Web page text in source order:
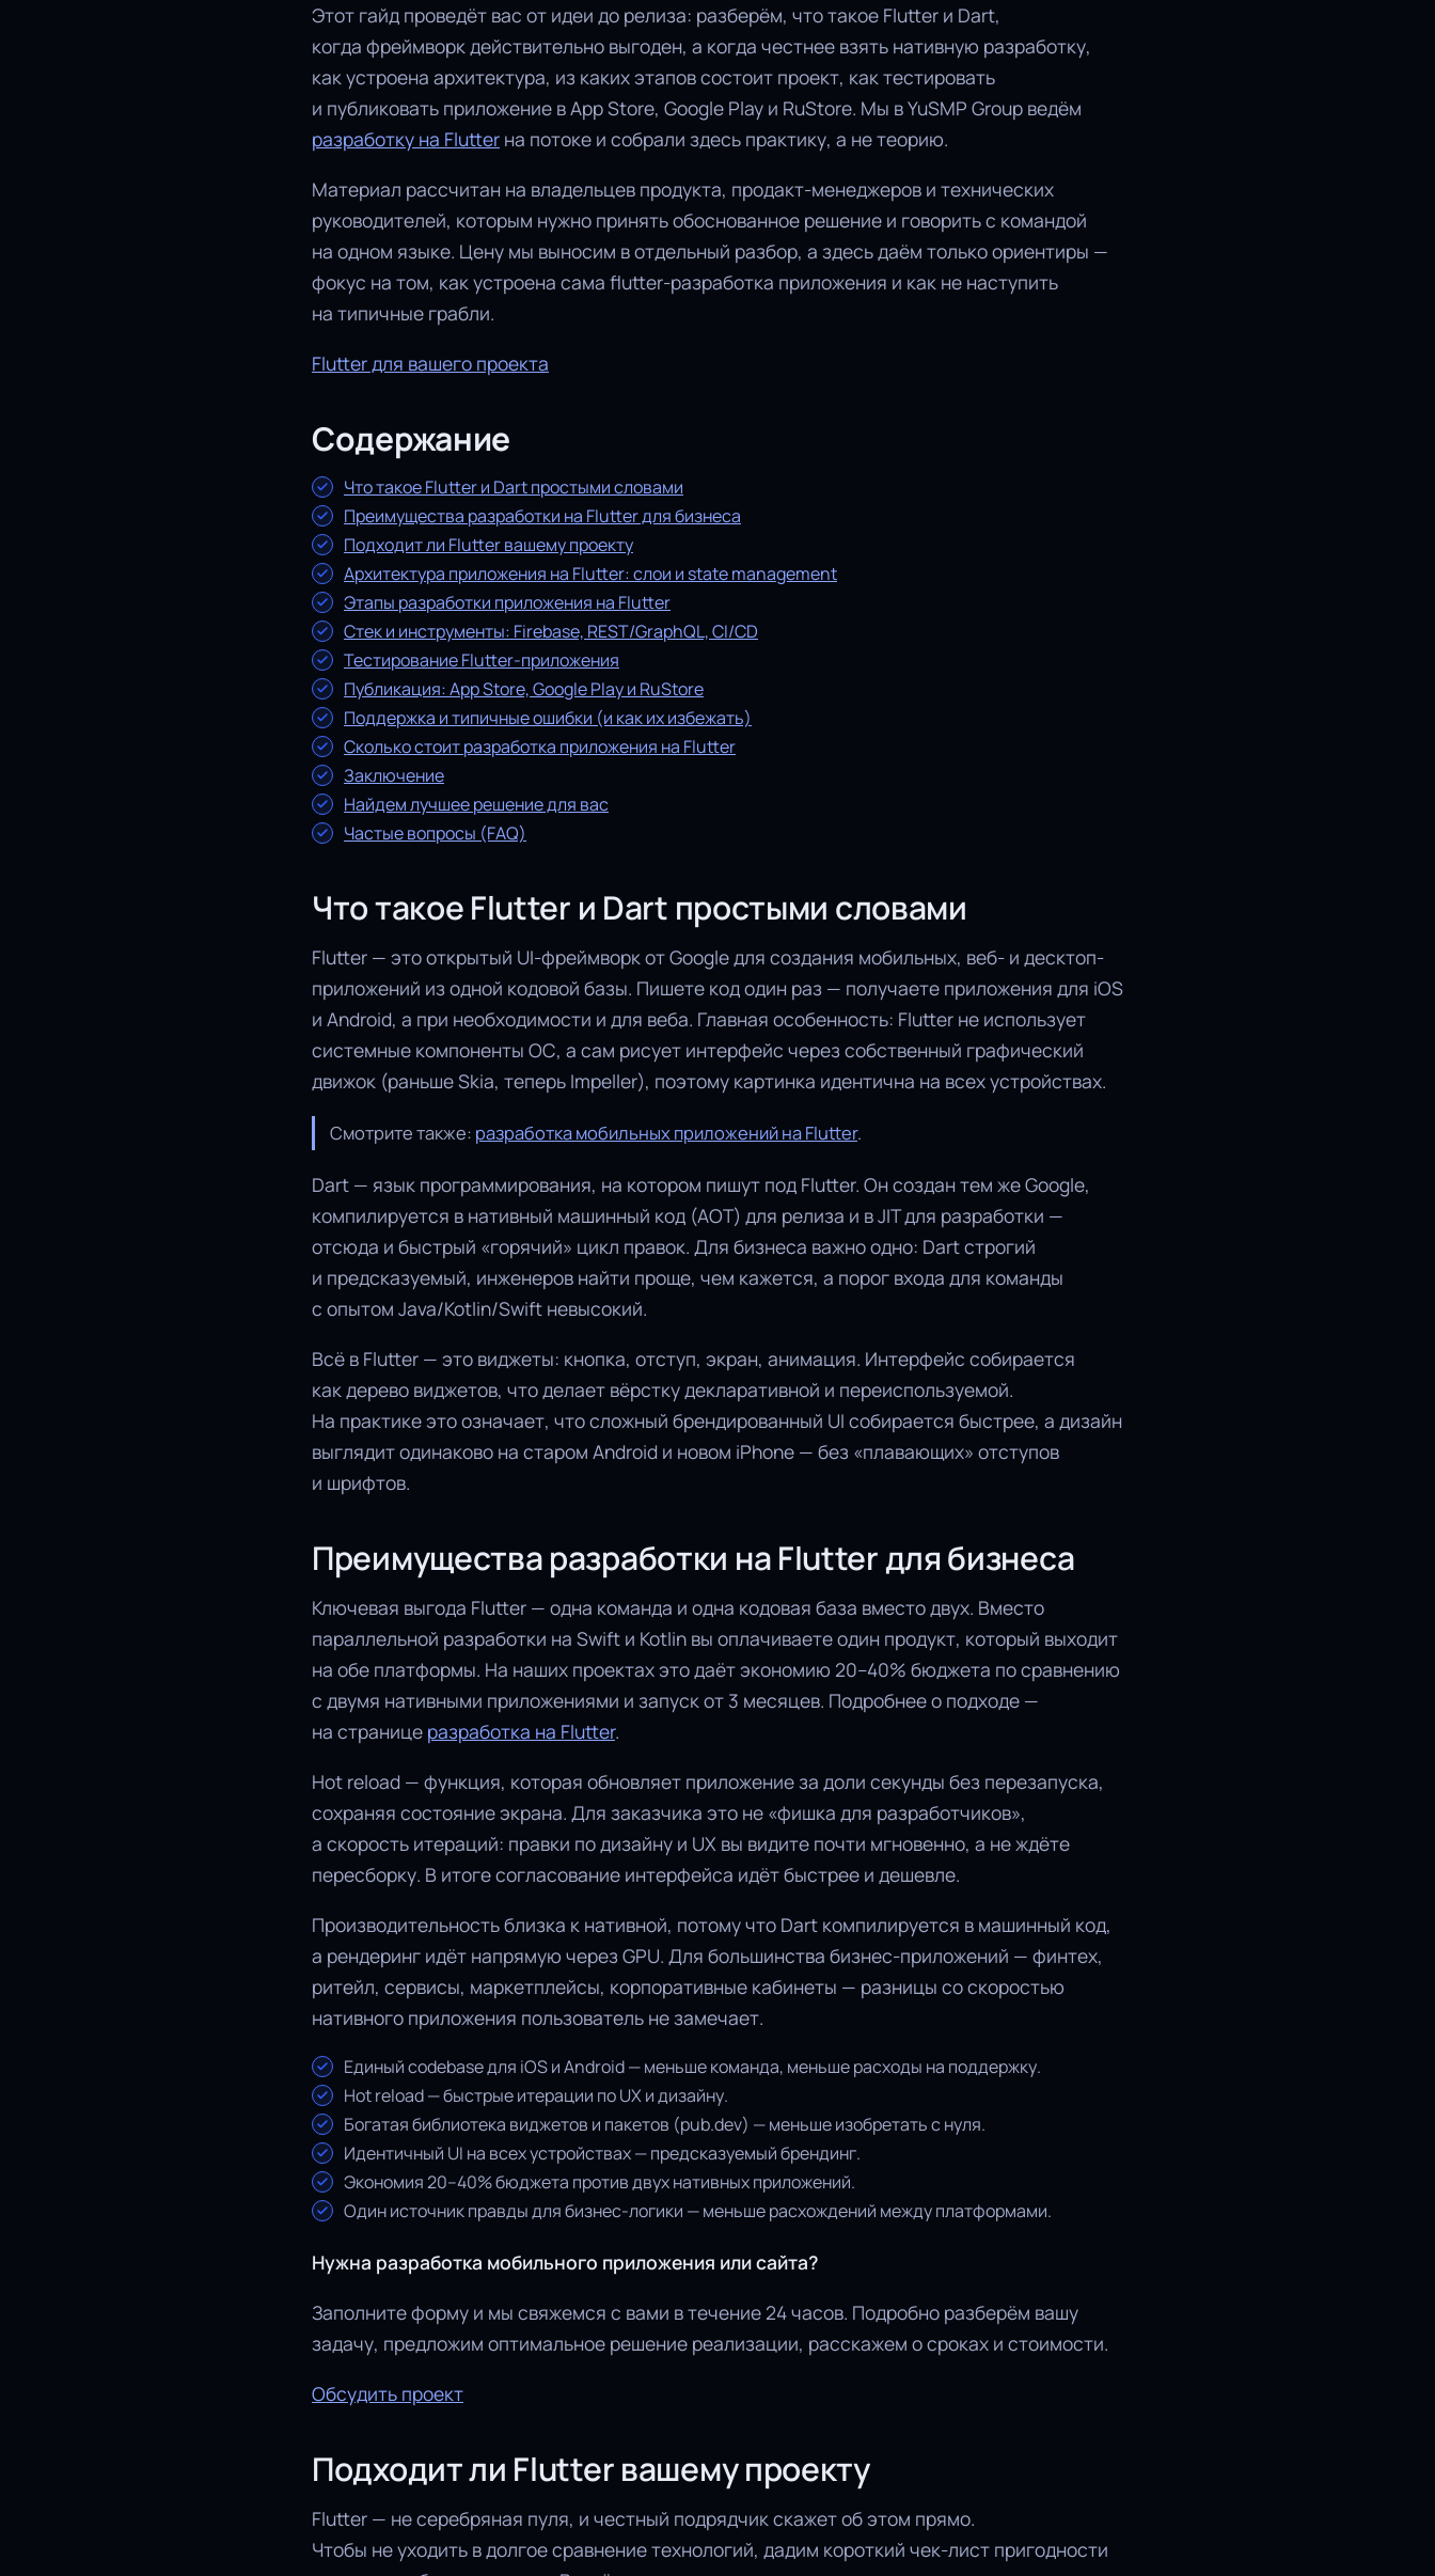
Этот гайд проведёт вас от идеи до релиза: разберём, что такое Flutter и Dart,
когда фреймворк действительно выгоден, а когда честнее взять нативную разработку,
как устроена архитектура, из каких этапов состоит проект, как тестировать
и публиковать приложение в App Store, Google Play и RuStore. Мы в YuSMP Group ведём
разработку на Flutter на потоке и собрали здесь практику, а не теорию.
Материал рассчитан на владельцев продукта, продакт-менеджеров и технических
руководителей, которым нужно принять обоснованное решение и говорить с командой
на одном языке. Цену мы выносим в отдельный разбор, а здесь даём только ориентиры —
фокус на том, как устроена сама flutter-разработка приложения и как не наступить
на типичные грабли.
Flutter для вашего проекта
Содержание
Что такое Flutter и Dart простыми словами
Преимущества разработки на Flutter для бизнеса
Подходит ли Flutter вашему проекту
Архитектура приложения на Flutter: слои и state management
Этапы разработки приложения на Flutter
Стек и инструменты: Firebase, REST/GraphQL, CI/CD
Тестирование Flutter-приложения
Публикация: App Store, Google Play и RuStore
Поддержка и типичные ошибки (и как их избежать)
Сколько стоит разработка приложения на Flutter
Заключение
Найдем лучшее решение для вас
Частые вопросы (FAQ)
Что такое Flutter и Dart простыми словами
Flutter — это открытый UI-фреймворк от Google для создания мобильных, веб- и десктоп-
приложений из одной кодовой базы. Пишете код один раз — получаете приложения для iOS
и Android, а при необходимости и для веба. Главная особенность: Flutter не использует
системные компоненты ОС, а сам рисует интерфейс через собственный графический
движок (раньше Skia, теперь Impeller), поэтому картинка идентична на всех устройствах.
Смотрите также: разработка мобильных приложений на Flutter.
Dart — язык программирования, на котором пишут под Flutter. Он создан тем же Google,
компилируется в нативный машинный код (AOT) для релиза и в JIT для разработки —
отсюда и быстрый «горячий» цикл правок. Для бизнеса важно одно: Dart строгий
и предсказуемый, инженеров найти проще, чем кажется, а порог входа для команды
с опытом Java/Kotlin/Swift невысокий.
Всё в Flutter — это виджеты: кнопка, отступ, экран, анимация. Интерфейс собирается
как дерево виджетов, что делает вёрстку декларативной и переиспользуемой.
На практике это означает, что сложный брендированный UI собирается быстрее, а дизайн
выглядит одинаково на старом Android и новом iPhone — без «плавающих» отступов
и шрифтов.
Преимущества разработки на Flutter для бизнеса
Ключевая выгода Flutter — одна команда и одна кодовая база вместо двух. Вместо
параллельной разработки на Swift и Kotlin вы оплачиваете один продукт, который выходит
на обе платформы. На наших проектах это даёт экономию 20–40% бюджета по сравнению
с двумя нативными приложениями и запуск от 3 месяцев. Подробнее о подходе —
на странице разработка на Flutter.
Hot reload — функция, которая обновляет приложение за доли секунды без перезапуска,
сохраняя состояние экрана. Для заказчика это не «фишка для разработчиков»,
а скорость итераций: правки по дизайну и UX вы видите почти мгновенно, а не ждёте
пересборку. В итоге согласование интерфейса идёт быстрее и дешевле.
Производительность близка к нативной, потому что Dart компилируется в машинный код,
а рендеринг идёт напрямую через GPU. Для большинства бизнес-приложений — финтех,
ритейл, сервисы, маркетплейсы, корпоративные кабинеты — разницы со скоростью
нативного приложения пользователь не замечает.
Единый codebase для iOS и Android — меньше команда, меньше расходы на поддержку.
Hot reload — быстрые итерации по UX и дизайну.
Богатая библиотека виджетов и пакетов (pub.dev) — меньше изобретать с нуля.
Идентичный UI на всех устройствах — предсказуемый брендинг.
Экономия 20–40% бюджета против двух нативных приложений.
Один источник правды для бизнес-логики — меньше расхождений между платформами.
Нужна разработка мобильного приложения или сайта?
Заполните форму и мы свяжемся с вами в течение 24 часов. Подробно разберём вашу
задачу, предложим оптимальное решение реализации, расскажем о сроках и стоимости.
Обсудить проект
Подходит ли Flutter вашему проекту
Flutter — не серебряная пуля, и честный подрядчик скажет об этом прямо.
Чтобы не уходить в долгое сравнение технологий, дадим короткий чек-лист пригодности